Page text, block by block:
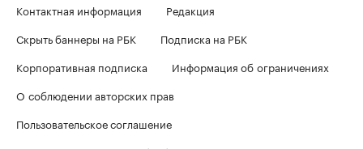
Контактная информация
Редакция
Скрыть баннеры на РБК
Подписка на РБК
Корпоративная подписка
Информация об ограничениях
О соблюдении авторских прав
Пользовательское соглашение